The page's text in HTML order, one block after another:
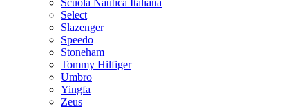
Scuola Nautica Italiana
Select
Slazenger
Speedo
Stoneham
Tommy Hilfiger
Umbro
Yingfa
Zeus